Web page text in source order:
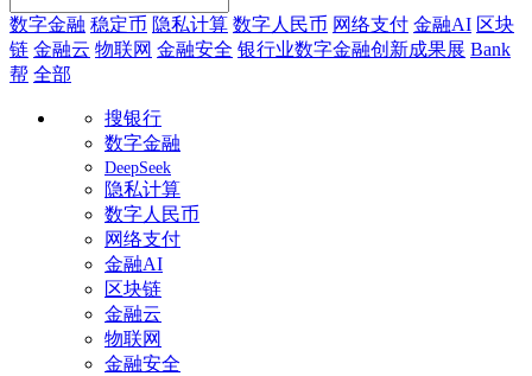
数字金融 稳定币 隐私计算 数字人民币 网络支付 金融AI 区块
链 金融云 物联网 金融安全 银行业数字金融创新成果展 Bank
帮 全部
搜银行
数字金融
DeepSeek
隐私计算
数字人民币
网络支付
金融AI
区块链
金融云
物联网
金融安全